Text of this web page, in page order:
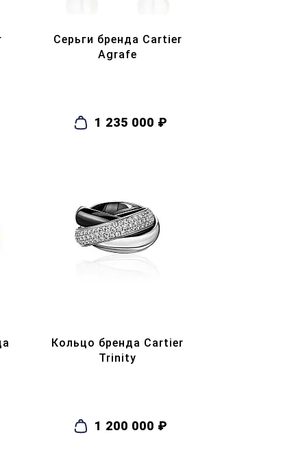
Серьги бренда Cartier
Agrafe
1 235 000 ₽
Кольцо бренда Cartier
Trinity
1 200 000 ₽